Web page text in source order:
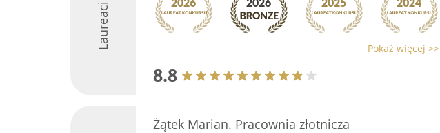
Laureaci Pokaż więcej >>
8.8
Żątek Marian. Pracownia złotnicza